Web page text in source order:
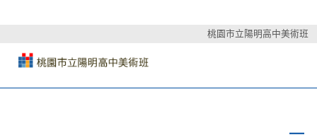
桃園市立陽明高中美術班